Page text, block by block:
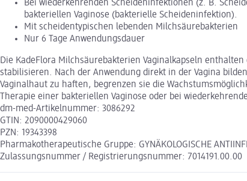
Bei wiederkehrenden Scheideninfektionen (z. B.
bakteriellen Vaginose (bakterielle Scheideninfektion).
Mit scheidentypischen lebenden Milchsäurebakterien
Nur 6 Tage Anwendungsdauer
Die KadeFlora Milchsäurebakterien Vaginalkapseln
stabilisieren. Nach der Anwendung direkt in der Vagina
Vaginalhaut zu haften, begrenzen sie die
Therapie einer bakteriellen Vaginose oder bei
dm-med-Artikelnummer: 3086292
GTIN: 2090000429060
PZN: 19343398
Pharmakotherapeutische Gruppe: GYNÄKOLOGISCHE
Zulassungsnummer / Registrierungsnummer: 7014191.00.00